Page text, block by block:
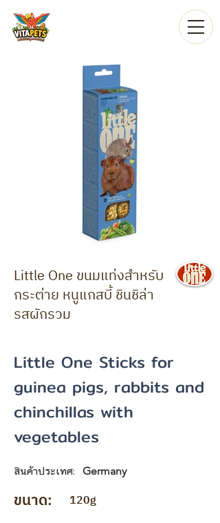
Little One ขนมแท่งสำหรับ
กระต่าย หนูแกสบี้ ชินชิล่า
รสผักรวม
Little One Sticks for
guinea pigs, rabbits and
chinchillas with
vegetables
สินค้าประเทศ: Germany
ขนาด: 120g